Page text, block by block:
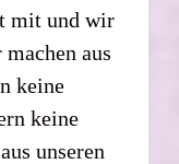
mit und wir
aus
keine
keine
unseren